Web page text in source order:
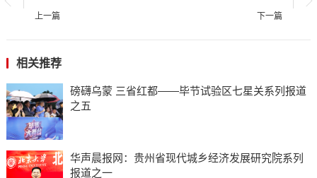
上一篇 下一篇
相关推荐
磅礴乌蒙 三省红都——毕节试验区七星关系列报道
之五
华声晨报网：贵州省现代城乡经济发展研究院系列
报道之一